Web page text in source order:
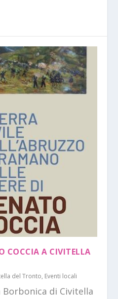
COCCIA A CIVITELLA
del Tronto, Eventi locali
Borbonica di Civitella